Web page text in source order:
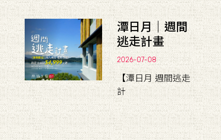
潭日月｜週間
逃走計畫
2026-07-08
【潭日月 週間逃走
計